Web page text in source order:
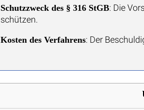
Schutzzweck des § 316 StGB: Die
schützen.
Kosten des Verfahrens: Der